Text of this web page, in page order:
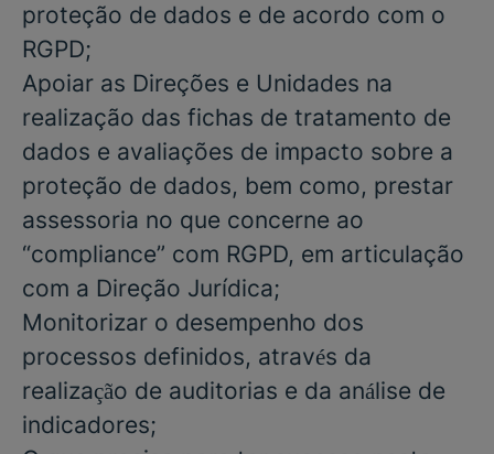
proteção de dados e de acordo com o
RGPD;
Apoiar as Direções e Unidades na
realização das fichas de tratamento de
dados e avaliações de impacto sobre a
proteção de dados, bem como, prestar
assessoria no que concerne ao
“compliance” com RGPD, em articulação
com a Direção Jurídica;
Monitorizar o desempenho dos
processos definidos, através da
realização de auditorias e da análise de
indicadores;